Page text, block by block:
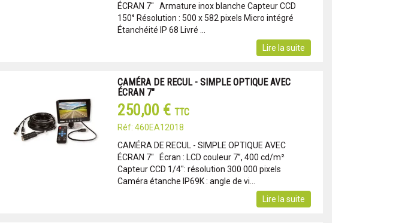
ÉCRAN 7" Armature inox blanche Capteur CCD
150° Résolution : 500 x 582 pixels Micro intégré
Étanchéité IP 68 Livré ...
Lire la suite
CAMÉRA DE RECUL - SIMPLE OPTIQUE AVEC
ÉCRAN 7"
250,00 € TTC
Réf: 460EA12018
CAMÉRA DE RECUL - SIMPLE OPTIQUE AVEC
ÉCRAN 7" Écran : LCD couleur 7’’, 400 cd/m²
Capteur CCD 1/4": résolution 300 000 pixels
Caméra étanche IP69K : angle de vi...
Lire la suite